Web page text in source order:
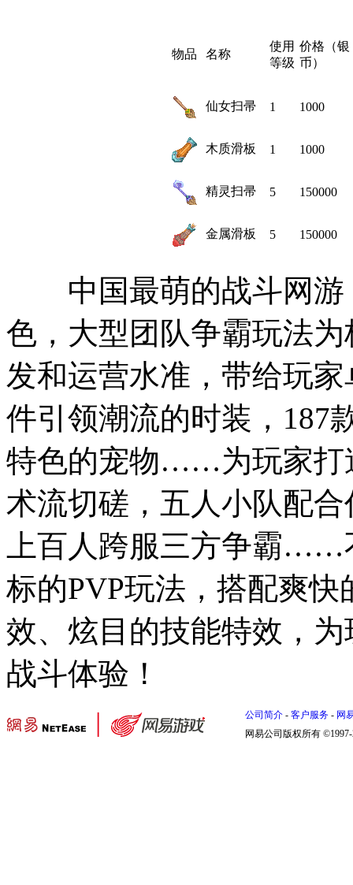
物品 名称
使用
等级
价格（银
币）
仙女扫帚 1 1000
木质滑板 1 1000
精灵扫帚 5 150000
金属滑板 5 150000
中国最萌的战斗网游
色，大型团队争霸玩法
发和运营水准，带给玩
件引领潮流的时装，187
特色的宠物……为玩家打
术流切磋，五人小队配
上百人跨服三方争霸……
标的PVP玩法，搭配爽
效、炫目的技能特效，
战斗体验！
公司简介 - 客户服务 - 网
网易公司版权所有